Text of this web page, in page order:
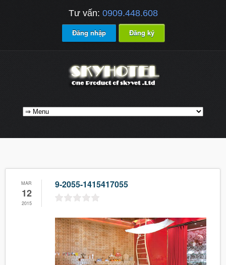
Tư vấn: 0909.448.608
Đăng nhập Đăng ký
MAR
12
2015
9-2055-1415417055